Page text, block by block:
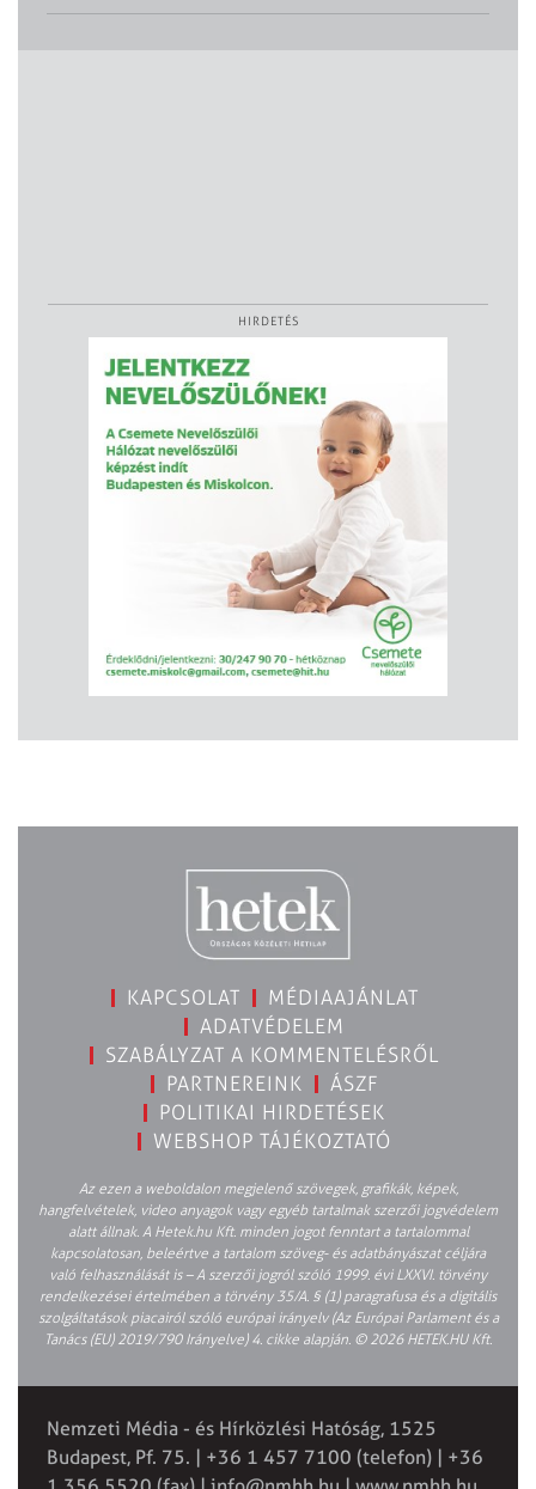
HIRDETÉS
KAPCSOLAT
MÉDIAAJÁNLAT
ADATVÉDELEM
SZABÁLYZAT A KOMMENTELÉSRŐL
PARTNEREINK
ÁSZF
POLITIKAI HIRDETÉSEK
WEBSHOP TÁJÉKOZTATÓ
Az ezen a weboldalon megjelenő szövegek, grafikák, képek,
hangfelvételek, video anyagok vagy egyéb tartalmak szerzői jogvédelem
alatt állnak. A Hetek.hu Kft. minden jogot fenntart a tartalommal
kapcsolatosan, beleértve a tartalom szöveg- és adatbányászat céljára
való felhasználását is – A szerzői jogról szóló 1999. évi LXXVI. törvény
rendelkezései értelmében a törvény 35/A. § (1) paragrafusa és a digitális
szolgáltatások piacairól szóló európai irányelv (Az Európai Parlament és a
Tanács (EU) 2019/790 Irányelve) 4. cikke alapján. © 2026 HETEK.HU Kft.
Nemzeti Média - és Hírközlési Hatóság, 1525
Budapest, Pf. 75. | +36 1 457 7100 (telefon) | +36